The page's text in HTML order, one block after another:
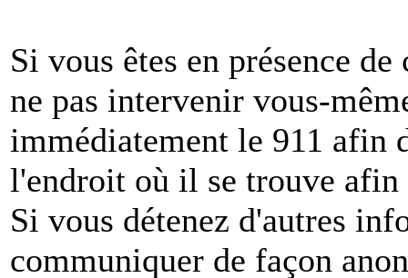
Si vous êtes en présence
ne pas intervenir vous-
immédiatement le 911 afin
l'endroit où il se trouve afin
Si vous détenez d'autres
communiquer de façon